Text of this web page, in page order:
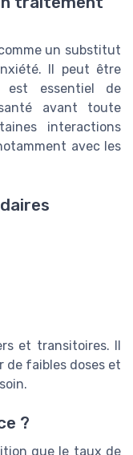
un substitut
Il peut être
est essentiel de
avant toute
interactions
avec les
et transitoires. Il
de faibles doses et
?
que le taux de